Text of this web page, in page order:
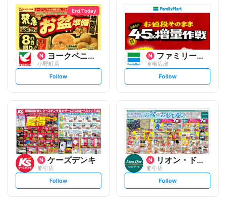
l
o
w
o
End Today
ヨークベニマル
小野町店
s
t
l
o
w
Follow
ファミリーマート
滝根広瀬
s
t
l
o
w
Follow
ケーズデンキ
船引店
s
t
Follow
リオン・ドール
船引店
s
t
Follow